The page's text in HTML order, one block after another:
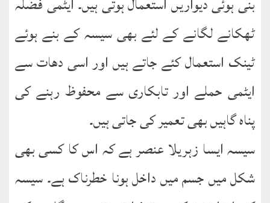
ٹھکانے لگانے کے لئے بھی سیسہ کے بنے ہوئے
ٹینک استعمال کئے جاتے ہیں اور اسی دھات سے
ایٹمی حملے اور تابکاری سے محفوظ رہنے کی
پناہ گاہیں بھی تعمیر کی جاتی ہیں۔
سیسہ ایسا زہریلا عنصر ہے کہ اس کا کسی بھی
شکل میں جسم میں داخل ہونا خطرناک ہے۔ سیسہ